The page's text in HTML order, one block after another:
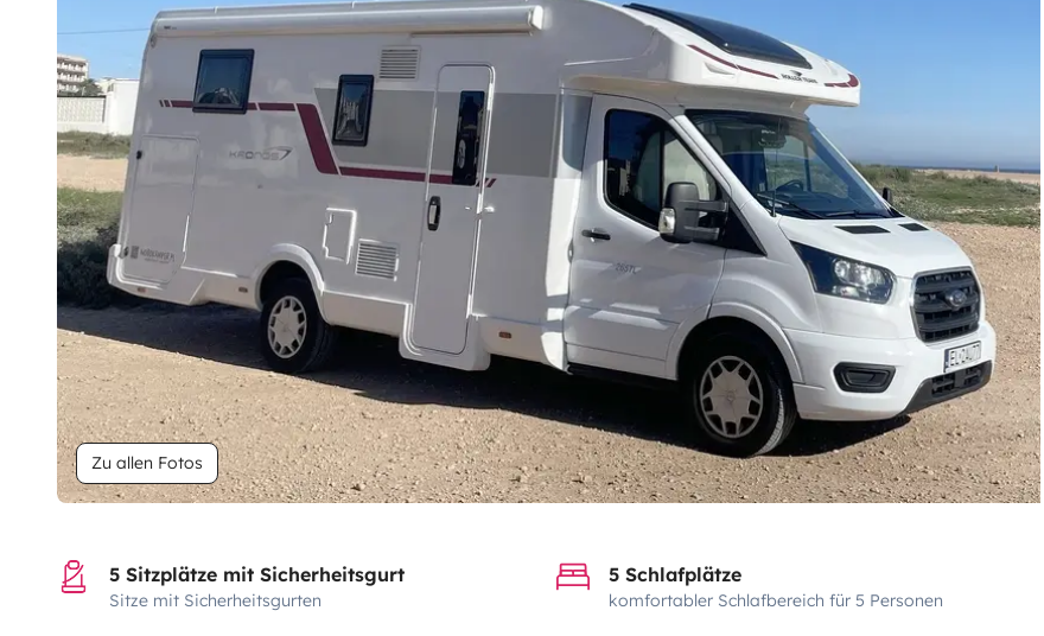
Zu allen Fotos
5 Sitzplätze mit Sicherheitsgurt
Sitze mit Sicherheitsgurten
5 Schlafplätze
komfortabler Schlafbereich für 5 Personen